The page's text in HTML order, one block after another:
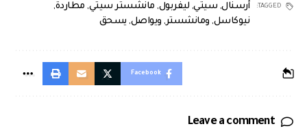
TAGGED: أرسنال, سيتي, ليفربول, مانشستر سيتي, مطاردة,
نيوكاسل, ومانشستر , ويواصل, يسحق
Facebook
Leave a comment